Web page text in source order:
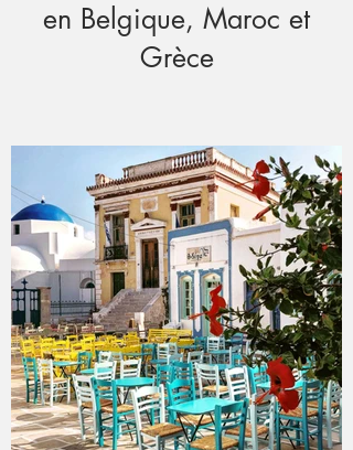
en Belgique, Maroc et
Grèce